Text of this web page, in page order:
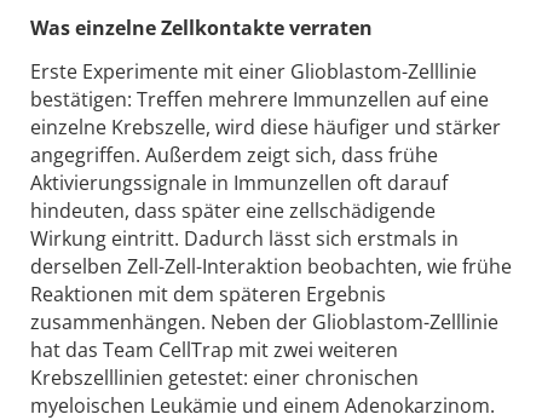
Was einzelne Zellkontakte verraten
Erste Experimente mit einer Glioblastom-Zelllinie
bestätigen: Treffen mehrere Immunzellen auf eine
einzelne Krebszelle, wird diese häufiger und stärker
angegriffen. Außerdem zeigt sich, dass frühe
Aktivierungssignale in Immunzellen oft darauf
hindeuten, dass später eine zellschädigende
Wirkung eintritt. Dadurch lässt sich erstmals in
derselben Zell-Zell-Interaktion beobachten, wie frühe
Reaktionen mit dem späteren Ergebnis
zusammenhängen. Neben der Glioblastom-Zelllinie
hat das Team CellTrap mit zwei weiteren
Krebszelllinien getestet: einer chronischen
myeloischen Leukämie und einem Adenokarzinom.